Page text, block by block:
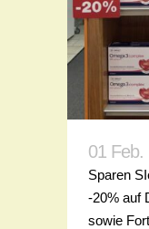
01 Feb.
Sparen
-20% auf
sowie